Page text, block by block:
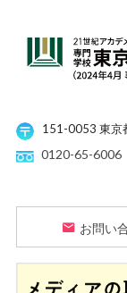
151-0053 東京
0120-65-6006
お問い